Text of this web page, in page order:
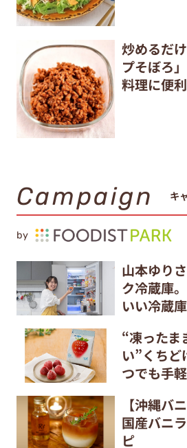
炒めるだ
プそぼろ
料理に便利
Campaign キ
by
山本ゆり
ク冷蔵庫
いい冷蔵
“凍ったま
い”くちど
つでも手
【沖縄バ
国産バニ
ピ